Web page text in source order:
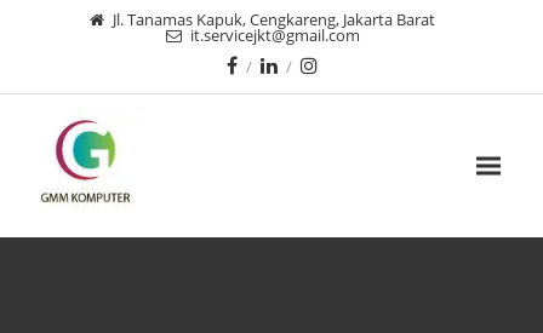
Jl. Tanamas Kapuk, Cengkareng, Jakarta Barat
it.servicejkt@gmail.com